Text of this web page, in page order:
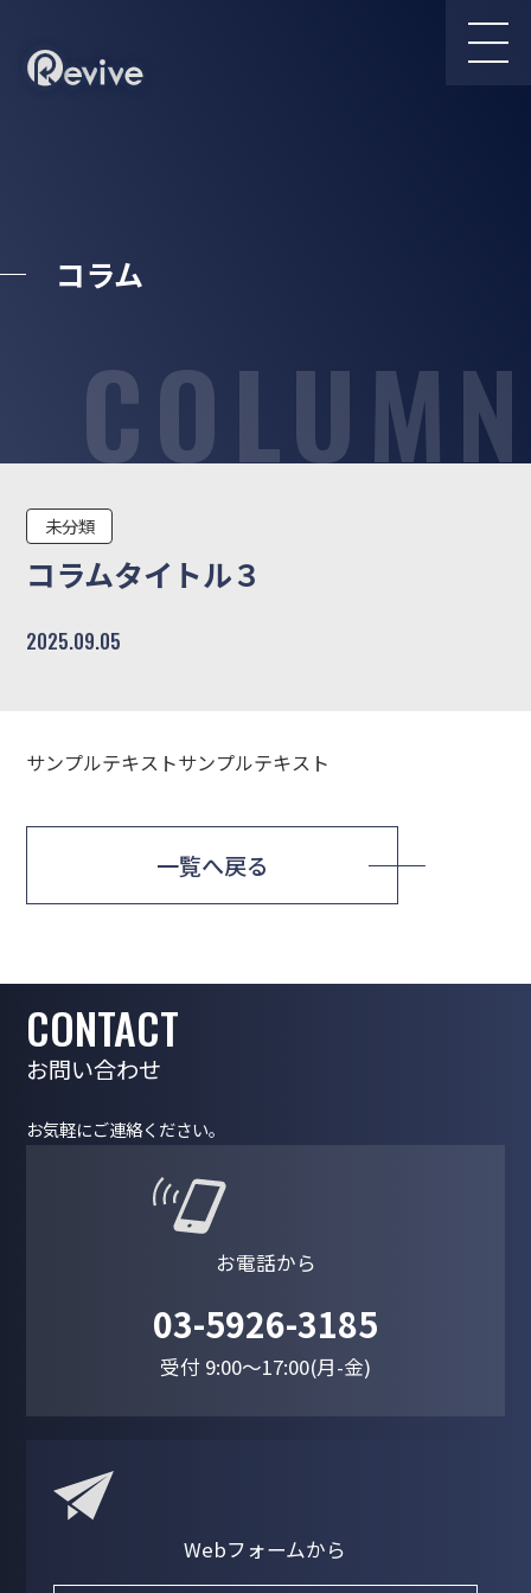
コラム
COLUMN
未分類
コラムタイトル３
2025.09.05
サンプルテキストサンプルテキスト
一覧へ戻る
CONTACT
お問い合わせ
お気軽にご連絡ください。
お電話から
03-5926-3185
受付 9:00～17:00(月-金)
Webフォームから